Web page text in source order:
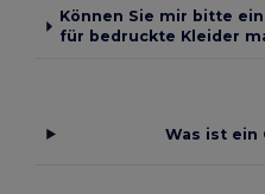
Können Sie mir bitte
für bedruckte Kleider
Was ist ein